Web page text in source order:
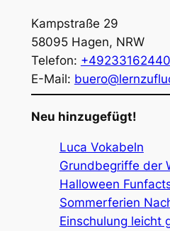
Kampstraße 29
58095Hagen, NRW
Telefon:
E-Mail:
Neu hinzugefügt!
Luca Vokabeln
Grundbegriffe der
Halloween
Sommerferien
Einschulung leicht